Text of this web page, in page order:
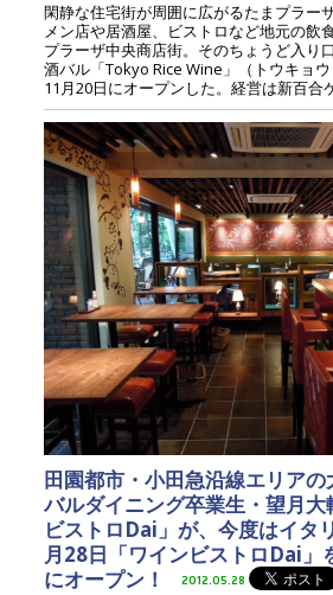
閑静な住宅街が周囲に広がるたまプラー
メン店や居酒屋、ビストロなど地元の飲
プラーザ中央商店街。そのちょうど入り
酒バル「Tokyo Rice Wine」（トウキョ
11月20日にオープンした。経営は新百合
田園都市・小田急沿線エリア
バルダイニング卒業生・望月
ビストロDai」が、今度はイタ
月28日「ワインビストロDai」
にオープン！
2012.05.28